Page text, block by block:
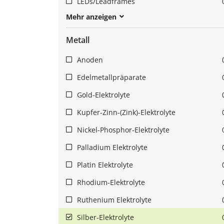
Mehr anzeigen
Metall
Anoden
Edelmetallpräparate
Gold-Elektrolyte
Kupfer-Zinn-(Zink)-Elektrolyte
Nickel-Phosphor-Elektrolyte
Palladium Elektrolyte
Platin Elektrolyte
Rhodium-Elektrolyte
Ruthenium Elektrolyte
Silber-Elektrolyte